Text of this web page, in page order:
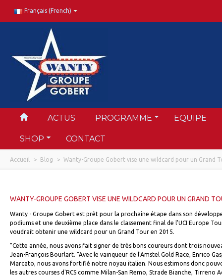
Français (French)
ACTUS PROGRAMME EQUIPE
SHOP CONTACT
Accueil > Blog > Wanty-Groupe Gobert vise une wildcard pour un Grand
WANTY-GROUPE GOBERT VISE UNE WILDCARD POUR UN GRAND
Wanty - Groupe Gobert est prêt pour la prochaine étape dans son
podiums et une deuxième place dans le classement final de l'UCI Europe
voudrait obtenir une wildcard pour un Grand Tour en 2015.
"Cette année, nous avons fait signer de très bons coureurs dont trois
Jean-François Bourlart. "Avec le vainqueur de l'Amstel Gold Race, Enrico
Marcato, nous avons fortifié notre noyau italien. Nous estimons donc
les autres courses d'RCS comme Milan-San Remo, Strade Bianche, Tirreno